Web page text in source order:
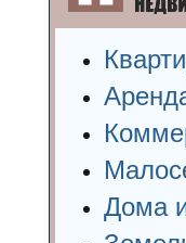
Дома